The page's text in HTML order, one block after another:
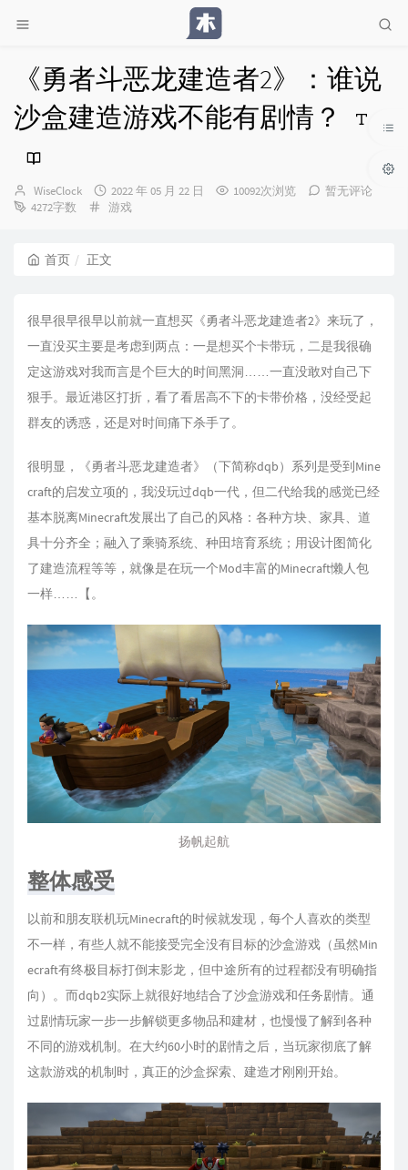
《勇者斗恶龙建造者2》：谁说
沙盒建造游戏不能有剧情？
博
主：
WiseClock
发
布
2022 年 05 月 22 日 10092次浏览
暂无评论
4272字数
分
游戏
首页 正文
很早很早很早以前就一直想买《勇者斗恶龙建造者2》来玩了，
一直没买主要是考虑到两点：一是想买个卡带玩，二是我很确
定这游戏对我而言是个巨大的时间黑洞……一直没敢对自己下
狠手。最近港区打折，看了看居高不下的卡带价格，没经受起
群友的诱惑，还是对时间痛下杀手了。
很明显，《勇者斗恶龙建造者》（下简称dqb）系列是受到Mine
craft的启发立项的，我没玩过dqb一代，但二代给我的感觉已经
基本脱离Minecraft发展出了自己的风格：各种方块、家具、道
具十分齐全；融入了乘骑系统、种田培育系统；用设计图简化
了建造流程等等，就像是在玩一个Mod丰富的Minecraft懒人包
一样……【。
扬帆起航
整体感受
以前和朋友联机玩Minecraft的时候就发现，每个人喜欢的类型
不一样，有些人就不能接受完全没有目标的沙盒游戏（虽然Min
ecraft有终极目标打倒末影龙，但中途所有的过程都没有明确指
向）。而dqb2实际上就很好地结合了沙盒游戏和任务剧情。通
过剧情玩家一步一步解锁更多物品和建材，也慢慢了解到各种
不同的游戏机制。在大约60小时的剧情之后，当玩家彻底了解
这款游戏的机制时，真正的沙盒探索、建造才刚刚开始。